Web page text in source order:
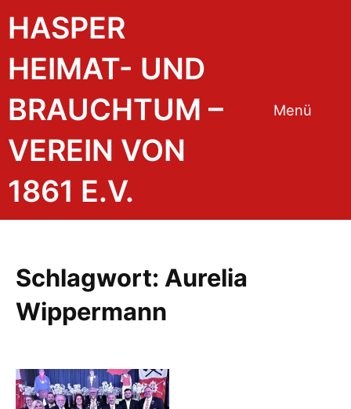
Inhalt
HASPER
HEIMAT- UND
BRAUCHTUM –
VEREIN VON
1861 E.V.
Menü
Schlagwort: Aurelia
Wippermann